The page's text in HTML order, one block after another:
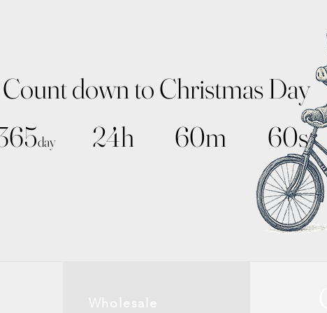
Count down to Christmas Day
day 24h 60m 60s
Wholesale